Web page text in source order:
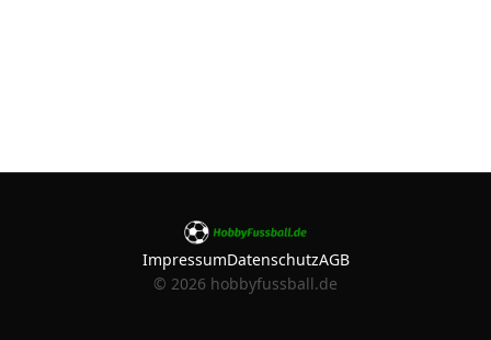
ImpressumDatenschutzAGB
© 2026 hobbyfussball.de